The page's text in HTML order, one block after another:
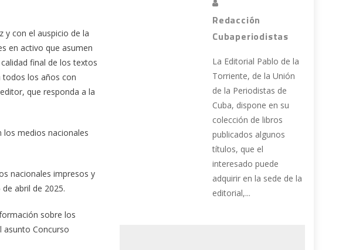
con el auspicio de la
en activo que asumen
final de los textos
todos los años con
que responda a la
los medios nacionales
nacionales impresos y
abril de 2025.
sobre los
asunto Concurso
Redacción
Cubaperiodistas
La Editorial Pablo de la
Torriente, de la Unión
de la Periodistas de
Cuba, dispone en su
colección de libros
publicados algunos
títulos, que el
interesado puede
adquirir en la sede de la
editorial,...